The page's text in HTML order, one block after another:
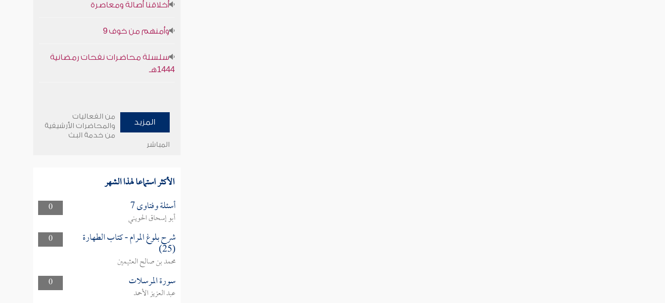
أخلاقنا أصالة ومعاصرة
وأمنهم من خوف 9
سلسلة محاضرات نفحات رمضانية
1444هـ
المزيد
من الفعاليات
والمحاضرات الأرشيفية
من خدمة البث
المباشر
الأكثر استماعا لهذا الشهر
0 أسئلة وفتاوى 7
أبو إسحاق الحويني
0
شرح بلوغ المرام - كتاب الطهارة
(25)
محمد بن صالح العثيمين
0
سورة المرسلات
عبد العزيز الأحمد